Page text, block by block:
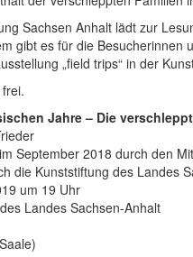
Sachsen Anhalt lädt zur
gibt es für die Besucherinnen
„field trips“ in der
Jahre – Die
September 2018 durch den
die Kunststiftung des Landes
um 19 Uhr
Landes Sachsen-Anhalt